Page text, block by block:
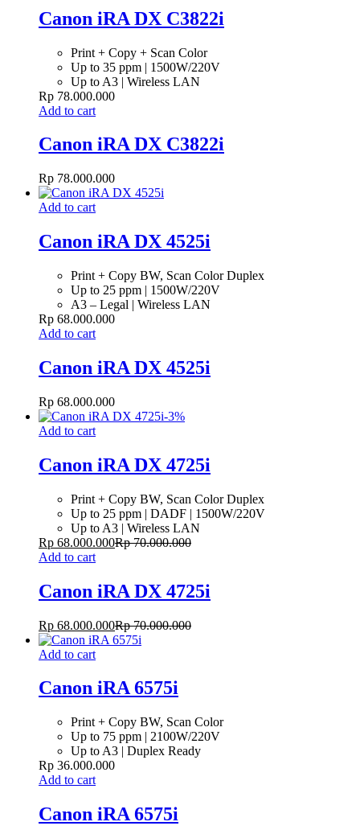
Canon iRA DX C3822i
Print + Copy + Scan Color
Up to 35 ppm | 1500W/220V
Up to A3 | Wireless LAN
Rp 78.000.000
Add to cart
Canon iRA DX C3822i
Rp 78.000.000
Add to cart
Canon iRA DX 4525i
Print + Copy BW, Scan Color Duplex
Up to 25 ppm | 1500W/220V
A3 – Legal | Wireless LAN
Rp 68.000.000
Add to cart
Canon iRA DX 4525i
Rp 68.000.000
-3%
Add to cart
Canon iRA DX 4725i
Print + Copy BW, Scan Color Duplex
Up to 25 ppm | DADF | 1500W/220V
Up to A3 | Wireless LAN
Rp 68.000.000Rp70.000.000
Add to cart
Canon iRA DX 4725i
Rp 68.000.000Rp70.000.000
Add to cart
Canon iRA 6575i
Print + Copy BW, Scan Color
Up to 75 ppm | 2100W/220V
Up to A3 | Duplex Ready
Rp 36.000.000
Add to cart
Canon iRA 6575i